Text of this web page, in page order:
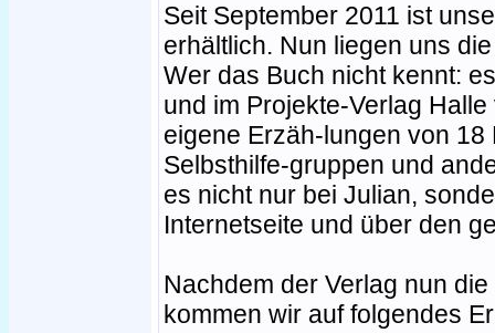
Seit September 2011 ist
erhältlich. Nun liegen uns
Wer das Buch nicht kennt:
und im Projekte-Verlag
eigene Erzäh-lungen von
Selbsthilfe-gruppen und
es nicht nur bei Julian,
Internetseite und über den
Nachdem der Verlag nun
kommen wir auf folgendes